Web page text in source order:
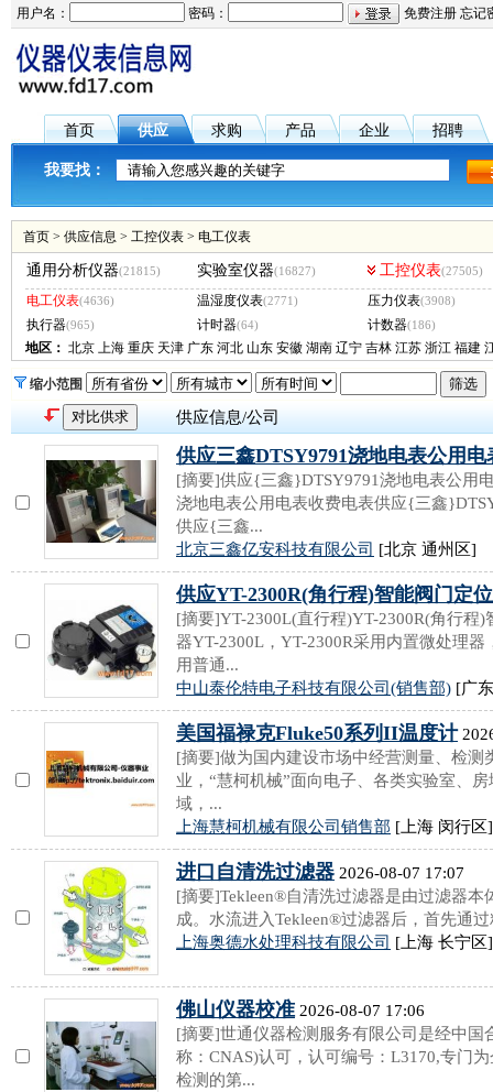
用户名： 密码： 免费注册 忘记
首页 供应 求购 产品 企业 招聘
我要找：
首页 > 供应信息 > 工控仪表 > 电工仪表
通用分析仪器(21815) 实验室仪器(16827) 工控仪表(27505)
电工仪表(4636) 温湿度仪表(2771) 压力仪表(3908)
执行器(965) 计时器(64) 计数器(186)
地区： 北京 上海 重庆 天津 广东 河北 山东 安徽 湖南 辽宁 吉林 江苏 浙江 福建
缩小范围
供应信息/公司
供应三鑫DTSY9791浇地电表公用
[摘要]供应{三鑫}DTSY9791浇地电表公用
浇地电表公用电表收费电表供应{三鑫
供应{三鑫...
北京三鑫亿安科技有限公司 [北京 通州区]
供应YT-2300R(角行程)智能阀门定
[摘要]YT-2300L(直行程)YT-2300R(角行程
器YT-2300L，YT-2300R采用内置微处理
用普通...
中山泰伦特电子科技有限公司(销售部) [广
美国福禄克Fluke50系列II温度计
[摘要]做为国内建设市场中经营测量、检测
业，“慧柯机械”面向电子、各类实验室、
域，...
上海慧柯机械有限公司销售部 [上海 闵行区]
进口自清洗过滤器 2026-08-07 17:07
[摘要]Tekleen®自清洗过滤器是由过滤器
成。水流进入Tekleen®过滤器后，首先通
上海奥德水处理科技有限公司 [上海 长宁区]
佛山仪器校准 2026-08-07 17:06
[摘要]世通仪器检测服务有限公司是经中国
称：CNAS)认可，认可编号：L3170,专门
检测的第...